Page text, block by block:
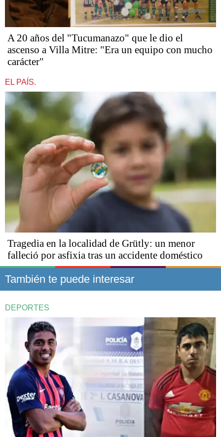
A 20 años del "Tucumanazo" que le dio el
ascenso a Villa Mitre: "Era un equipo con mucho
carácter"
EL PAÍS.
Tragedia en la localidad de Grütly: un menor
falleció por asfixia tras un accidente doméstico
También te puede interesar
DEPORTES